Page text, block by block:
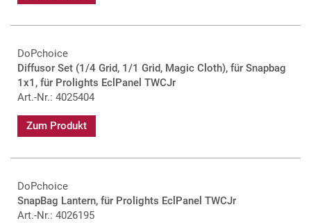
DoPchoice
Diffusor Set (1/4 Grid, 1/1 Grid, Magic Cloth), für Snapbag
1x1, für Prolights EclPanel TWCJr
Art.-Nr.: 4025404
Zum Produkt
DoPchoice
SnapBag Lantern, für Prolights EclPanel TWCJr
Art.-Nr.: 4026195